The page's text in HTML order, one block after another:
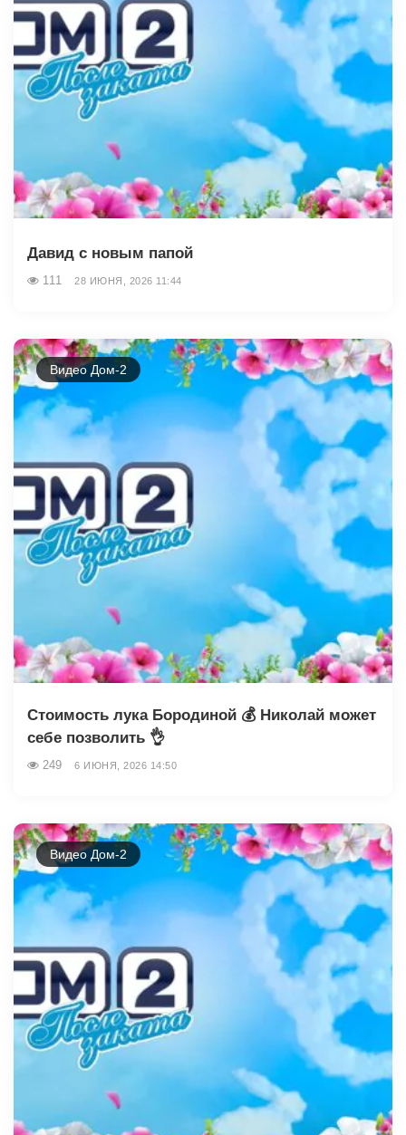
Давид с новым папой
111 28 ИЮНЯ, 2026 11:44
Видео Дом-2
Стоимость лука Бородиной 💰 Николай может
себе позволить 👌
249 6 ИЮНЯ, 2026 14:50
Видео Дом-2